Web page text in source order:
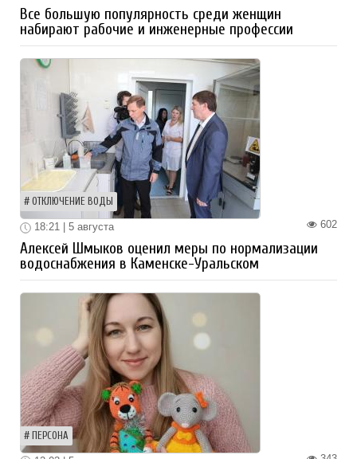
Все большую популярность среди женщин
набирают рабочие и инженерные профессии
ОТКЛЮЧЕНИЕ ВОДЫ
602
18:21 | 5 августа
Алексей Шмыков оценил меры по нормализации
водоснабжения в Каменске-Уральском
ПЕРСОНА